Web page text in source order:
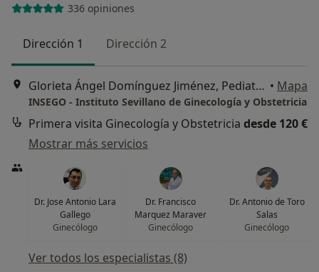
336 opiniones
Dirección 1 Dirección 2
Glorieta Ángel Domínguez Jiménez, Pediatra, 2 – Castilleja de la Cuesta, Castilleja de la Cuesta • Mapa
INSEGO - Instituto Sevillano de Ginecología y Obstetricia
Primera visita Ginecología y Obstetricia desde 120 €
Mostrar más servicios
Dr. Jose Antonio Lara
Gallego
Ginecólogo
Dr. Francisco
Marquez Maraver
Ginecólogo
Dr. Antonio de Toro
Salas
Ginecólogo
Ver todos los especialistas (8)